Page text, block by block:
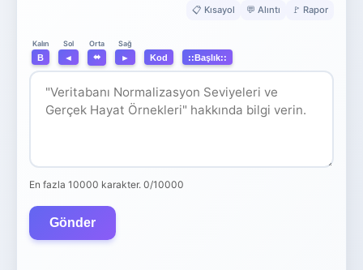
📋 Kısayol 💬 Alıntı 🚩 Rapor
Kalın
B
Sol
◄
Orta
⬌
Sağ
► Kod ::Başlık::
En fazla 10000 karakter. 0/10000
Gönder